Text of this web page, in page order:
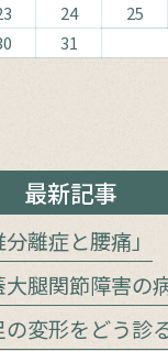
24 25
31
最新記事
離症と腰痛」
腿関節障害の病
変形をどう診る